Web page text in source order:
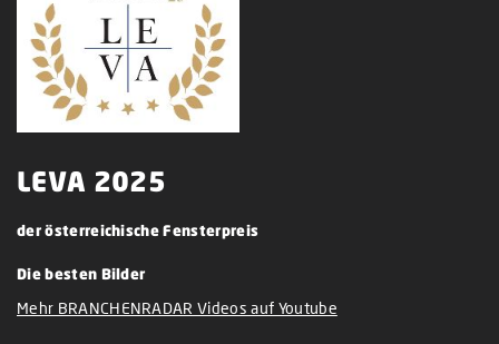
LEVA 2025
der österreichische Fensterpreis
Die besten Bilder
Mehr BRANCHENRADAR Videos auf Youtube